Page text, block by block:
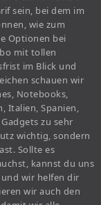
sein, bei dem im
wie zum
Optionen bei
mit tollen
im Blick und
schauen wir
Notebooks,
Italien, Spanien,
zu sehr
wichtig, sondern
Sollte es
kannst du uns
wir helfen dir
wir auch den